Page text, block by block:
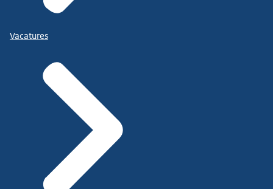
Vacatures